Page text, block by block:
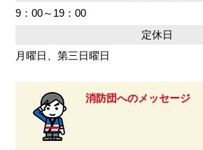
9：00～19：00
定休日
月曜日、第三日曜日
消防団へのメッセージ